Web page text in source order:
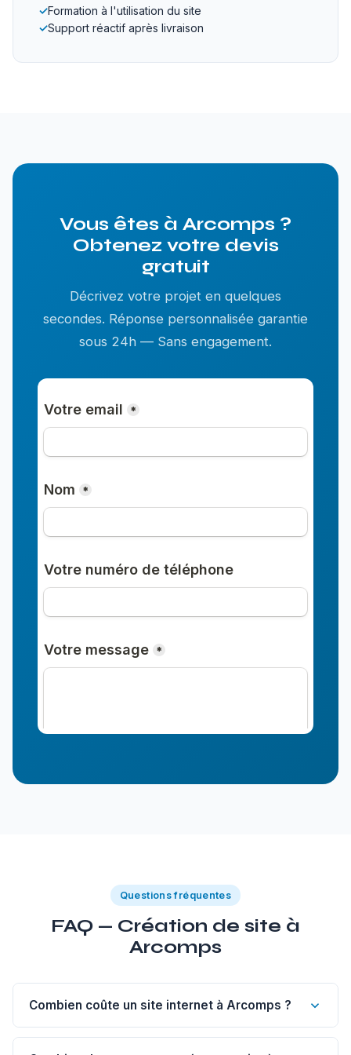
✓Formation à l'utilisation du site
✓Support réactif après livraison
Vous êtes à Arcomps ?
Obtenez votre devis
gratuit
Décrivez votre projet en quelques
secondes. Réponse personnalisée garantie
sous 24h — Sans engagement.
Questions fréquentes
FAQ — Création de site à
Arcomps
Combien coûte un site internet à Arcomps ?
Un site vitrine de 1 à 5 pages à Arcomps commence à 1